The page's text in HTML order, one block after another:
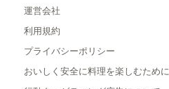
運営会社
利用規約
プライバシーポリシー
おいしく安全に料理を楽しむために